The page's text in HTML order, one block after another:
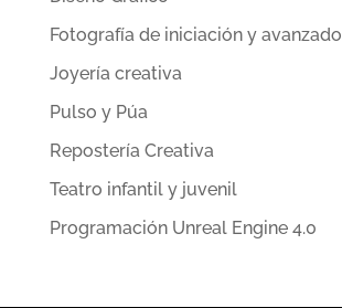
Fotografía de iniciación y avanzado
Joyería creativa
Pulso y Púa
Repostería Creativa
Teatro infantil y juvenil
Programación Unreal Engine 4.0